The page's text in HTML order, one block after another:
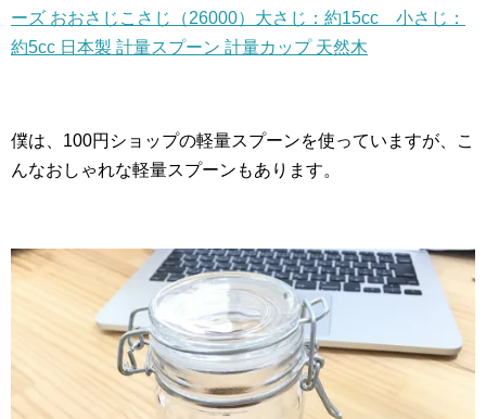
ーズ おおさじこさじ（26000）大さじ：約15cc 小さじ：
約5cc 日本製 計量スプーン 計量カップ 天然木
僕は、100円ショップの軽量スプーンを使っていますが、こ
んなおしゃれな軽量スプーンもあります。